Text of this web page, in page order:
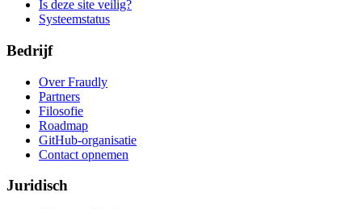
Is deze site veilig?
Systeemstatus
Bedrijf
Over Fraudly
Partners
Filosofie
Roadmap
GitHub-organisatie
Contact opnemen
Juridisch